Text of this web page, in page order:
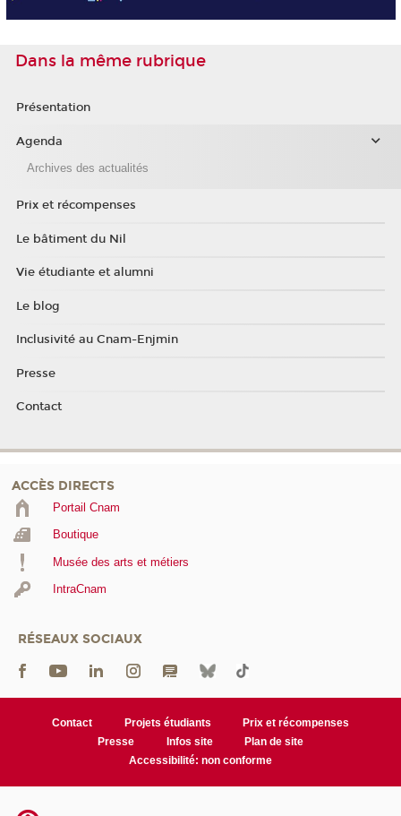
Dans la même rubrique
Présentation
Agenda
Archives des actualités
Prix et récompenses
Le bâtiment du Nil
Vie étudiante et alumni
Le blog
Inclusivité au Cnam-Enjmin
Presse
Contact
ACCÈS DIRECTS
Portail Cnam
Boutique
Musée des arts et métiers
IntraCnam
RÉSEAUX SOCIAUX
Contact Projets étudiants
Prix et récompenses
Presse
Infos site
Plan de site
Accessibilité: non conforme